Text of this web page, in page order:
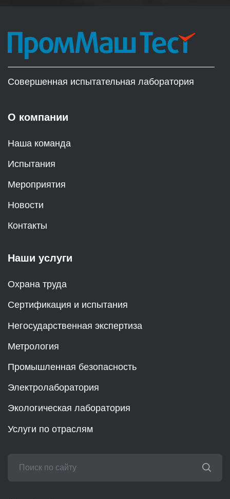
Совершенная испытательная лаборатория
О компании
Наша команда
Испытания
Мероприятия
Новости
Контакты
Наши услуги
Охрана труда
Сертификация и испытания
Негосударственная экспертиза
Метрология
Промышленная безопасность
Электролаборатория
Экологическая лаборатория
Услуги по отраслям